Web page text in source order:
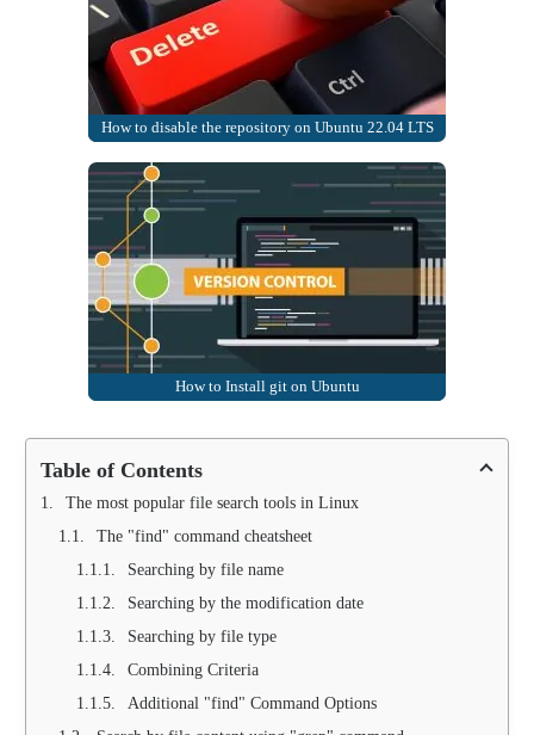
How to disable the repository on Ubuntu 22.04 LTS
How to Install git on Ubuntu
Table of Contents
The most popular file search tools in Linux
The "find" command cheatsheet
Searching by file name
Searching by the modification date
Searching by file type
Combining Criteria
Additional "find" Command Options